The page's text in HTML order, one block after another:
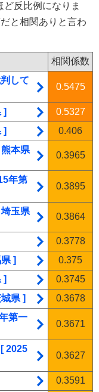
反比例になりま
と相関ありと言わ
相関係数
して
0.5475
]
0.5327
]
0.406
本県
0.3965
年第
0.3895
玉県
0.3864
0.3778
]
0.375
]
0.3745
県 ]
0.3678
第一
0.3671
2025
0.3627
0.3591